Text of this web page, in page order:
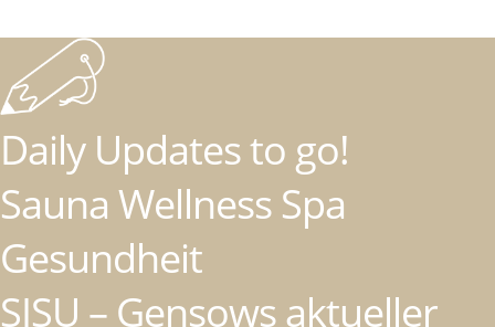
Daily Updates to go!
Sauna Wellness Spa
Gesundheit
SISU – Gensows aktueller